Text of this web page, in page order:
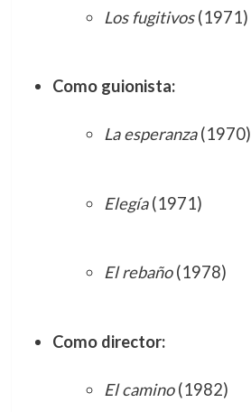
Los fugitivos(1971)
Como guionista:
La esperanza(1970)
Elegía(1971)
El rebaño(1978)
Como director:
El camino(1982)